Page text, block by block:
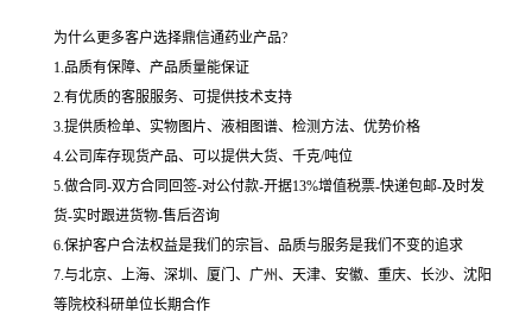
为什么更多客户选择鼎信通药业产品?
1.品质有保障、产品质量能保证
2.有优质的客服服务、可提供技术支持
3.提供质检单、实物图片、液相图谱、检测方法、优势价格
4.公司库存现货产品、可以提供大货、千克/吨位
5.做合同-双方合同回签-对公付款-开据13%增值税票-快递包邮-及时发
货-实时跟进货物-售后咨询
6.保护客户合法权益是我们的宗旨、品质与服务是我们不变的追求
7.与北京、上海、深圳、厦门、广州、天津、安徽、重庆、长沙、沈阳
等院校科研单位长期合作